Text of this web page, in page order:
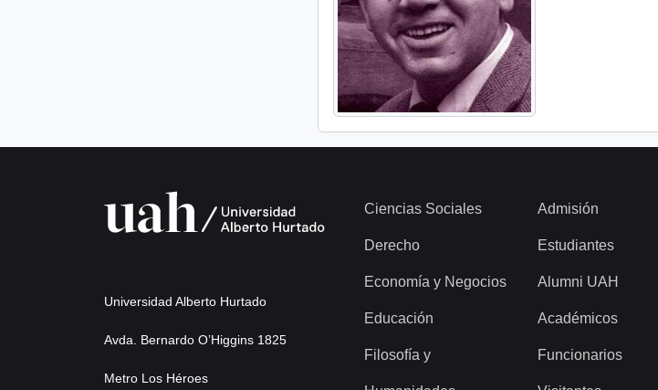
Universidad Alberto Hurtado
Avda. Bernardo O’Higgins 1825
Metro Los Héroes
Ciencias Sociales
Derecho
Economía y Negocios
Educación
Filosofía y
Admisión
Estudiantes
Alumni UAH
Académicos
Funcionarios